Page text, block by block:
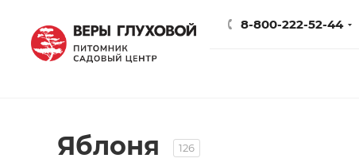
8-800-222-52-44
Яблоня 126